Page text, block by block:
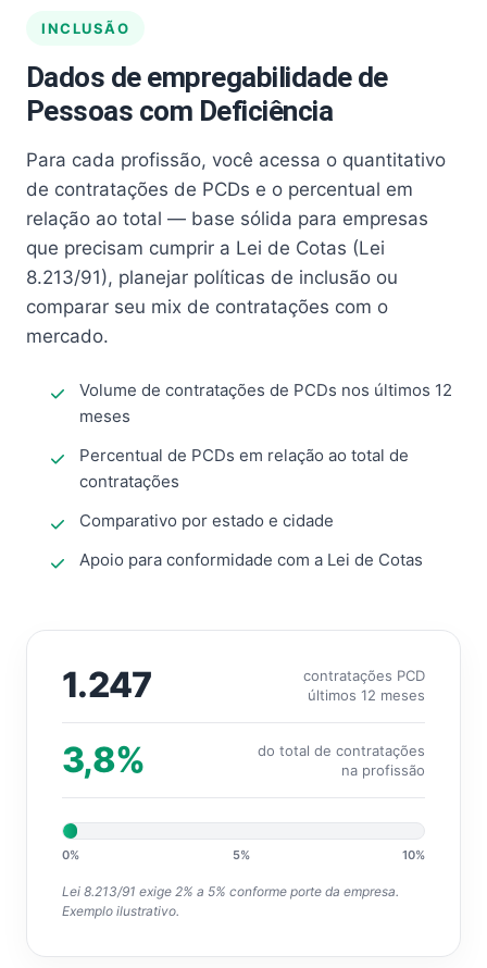
INCLUSÃO
Dados de empregabilidade de
Pessoas com Deficiência
Para cada profissão, você acessa o quantitativo
de contratações de PCDs e o percentual em
relação ao total — base sólida para empresas
que precisam cumprir a Lei de Cotas (Lei
8.213/91), planejar políticas de inclusão ou
comparar seu mix de contratações com o
mercado.
Volume de contratações de PCDs nos últimos 12
meses
Percentual de PCDs em relação ao total de
contratações
Comparativo por estado e cidade
Apoio para conformidade com a Lei de Cotas
1.247
contratações PCD
últimos 12 meses
3,8%
do total de contratações
na profissão
0% 5% 10%
Lei 8.213/91 exige 2% a 5% conforme porte da empresa.
Exemplo ilustrativo.